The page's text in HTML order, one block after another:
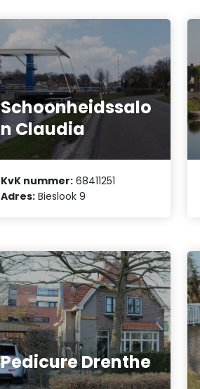
Schoonheidssalo
n Claudia
KvK nummer: 68411251
Adres: Bieslook 9
Pedicure Drenthe